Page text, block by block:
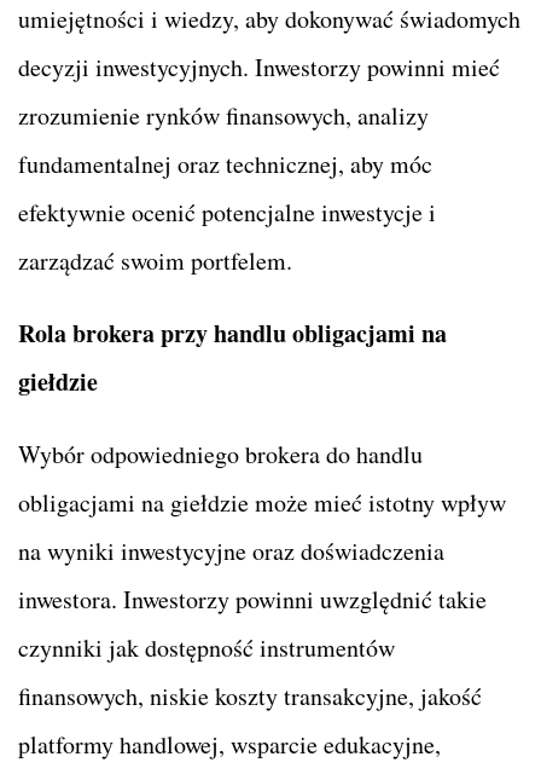
umiejętności i wiedzy, aby dokonywać świadomych
decyzji inwestycyjnych. Inwestorzy powinni mieć
zrozumienie rynków finansowych, analizy
fundamentalnej oraz technicznej, aby móc
efektywnie ocenić potencjalne inwestycje i
zarządzać swoim portfelem.
Rola brokera przy handlu obligacjami na
giełdzie
Wybór odpowiedniego brokera do handlu
obligacjami na giełdzie może mieć istotny wpływ
na wyniki inwestycyjne oraz doświadczenia
inwestora. Inwestorzy powinni uwzględnić takie
czynniki jak dostępność instrumentów
finansowych, niskie koszty transakcyjne, jakość
platformy handlowej, wsparcie edukacyjne,